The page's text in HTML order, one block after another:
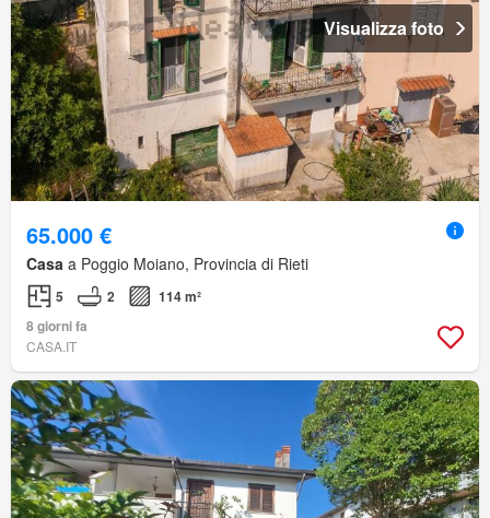
Visualizza foto
65.000 €
Casa a Poggio Moiano, Provincia di Rieti
5 2
114 m²
8 giorni fa
CASA.IT